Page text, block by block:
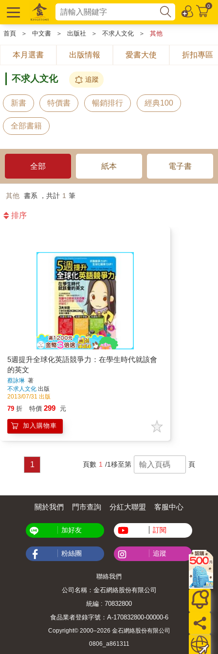
0
首頁 ＞ 中文書 ＞ 出版社 ＞ 不求人文化 ＞ 其他
本月選書 出版情報 愛書大使 折扣專區
不求人文化 追蹤
新書 特價書 暢銷排行 經典100
全部書籍
全部 紙本 電子書
其他 書系 ，共計 1 筆
排序
5週提升全球化英語競爭力：在學生時代就該會
的英文
蔡詠琳 著
不求人文化 出版
2013/07/31 出版
79 折 特價 299 元
加入購物車
1 頁數 1 /1移至第 頁
關於我們 門市查詢 分紅大聯盟 客服中心
加好友 訂閱
粉絲團 追蹤
聯絡我們
公司名稱：金石網絡股份有限公司
統編 : 70832800
食品業者登錄字號：A-170832800-00000-6
Copyright© 2000–2026 金石網絡股份有限公司
0806_a861311